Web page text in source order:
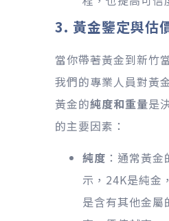
3. 黃金鑒定與估
當你帶著黃金到新竹
我們的專業人員對黃
黃金的純度和重量是
的主要因素：
純度 ：通常黃
示，24K是純金
是含有其他金屬